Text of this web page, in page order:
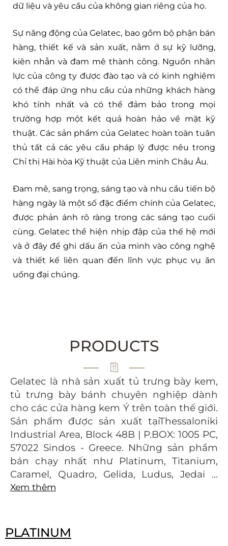
dữ liệu và yêu cầu của không gian riêng của họ.
Sự năng động của Gelatec, bao gồm bộ phận bán
hàng, thiết kế và sản xuất, nằm ở sự kỹ lưỡng,
kiên nhẫn và đam mê thành công. Nguồn nhân
lực của công ty được đào tạo và có kinh nghiệm
có thể đáp ứng nhu cầu của những khách hàng
khó tính nhất và có thể đảm bảo trong mọi
trường hợp một kết quả hoàn hảo về mặt kỹ
thuật. Các sản phẩm của Gelatec hoàn toàn tuân
thủ tất cả các yêu cầu pháp lý được nêu trong
Chỉ thị Hài hòa Kỹ thuật của Liên minh Châu Âu.
Đam mê, sang trọng, sáng tạo và nhu cầu tiến bộ
hàng ngày là một số đặc điểm chính của Gelatec,
được phản ánh rõ ràng trong các sáng tạo cuối
cùng. Gelatec thể hiện nhịp đập của thế hệ mới
và ở đây để ghi dấu ấn của mình vào công nghệ
và thiết kế liên quan đến lĩnh vực phục vụ ăn
uống đại chúng.
PRODUCTS
Gelatec là nhà sản xuất tủ trưng bày kem,
tủ trưng bày bánh chuyên nghiệp dành
cho các cửa hàng kem Ý trên toàn thế giới.
Sản phẩm được sản xuất tạiThessaloniki
Industrial Area, Block 48B | P.BOX: 1005 PC,
57022 Sindos - Greece. Những sản phẩm
bán chạy nhất như Platinum, Titanium,
Caramel, Quadro, Gelida, Ludus, Jedai ...
Xem thêm
PLATINUM